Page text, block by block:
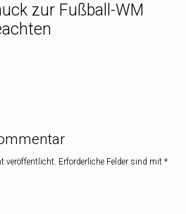
zur Fußball-WM
veröffentlicht. Erforderliche Felder sind mit *